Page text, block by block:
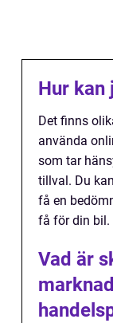
Hur kan
Det finns
använda
som tar
tillval. Du
få en
få för din bil.
Vad är